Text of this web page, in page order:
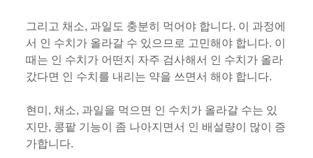
그리고 채소, 과일도 충분히 먹어야 합니다. 이 과정에
서 인 수치가 올라갈 수 있으므로 고민해야 합니다. 이
때는 인 수치가 어떤지 자주 검사해서 인 수치가 올라
갔다면 인 수치를 내리는 약을 쓰면서 해야 합니다.
현미, 채소, 과일을 먹으면 인 수치가 올라갈 수는 있
지만, 콩팥 기능이 좀 나아지면서 인 배설량이 많이 증
가합니다.